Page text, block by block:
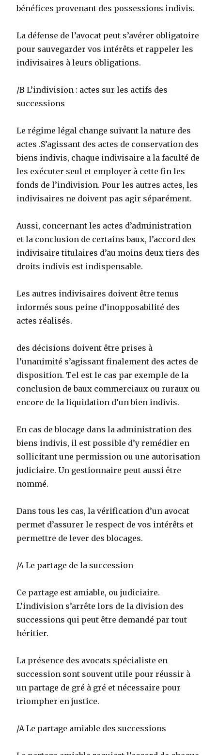
bénéfices provenant des possessions indivis.
La défense de l’avocat peut s’avérer obligatoire
pour sauvegarder vos intérêts et rappeler les
indivisaires à leurs obligations.
/B L’indivision : actes sur les actifs des
successions
Le régime légal change suivant la nature des
actes .S’agissant des actes de conservation des
biens indivis, chaque indivisaire a la faculté de
les exécuter seul et employer à cette fin les
fonds de l’indivision. Pour les autres actes, les
indivisaires ne doivent pas agir séparément.
Aussi, concernant les actes d’administration
et la conclusion de certains baux, l’accord des
indivisaire titulaires d’au moins deux tiers des
droits indivis est indispensable.
Les autres indivisaires doivent être tenus
informés sous peine d’inopposabilité des
actes réalisés.
des décisions doivent être prises à
l’unanimité s’agissant finalement des actes de
disposition. Tel est le cas par exemple de la
conclusion de baux commerciaux ou ruraux ou
encore de la liquidation d’un bien indivis.
En cas de blocage dans la administration des
biens indivis, il est possible d’y remédier en
sollicitant une permission ou une autorisation
judiciaire. Un gestionnaire peut aussi être
nommé.
Dans tous les cas, la vérification d’un avocat
permet d’assurer le respect de vos intérêts et
permettre de lever des blocages.
/4 Le partage de la succession
Ce partage est amiable, ou judiciaire.
L’indivision s’arrête lors de la division des
successions qui peut être demandé par tout
héritier.
La présence des avocats spécialiste en
succession sont souvent utile pour réussir à
un partage de gré à gré et nécessaire pour
triompher en justice.
/A Le partage amiable des successions